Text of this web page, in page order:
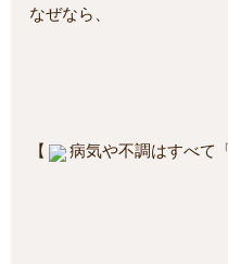
なぜなら、
【 病気や不調はすべて「